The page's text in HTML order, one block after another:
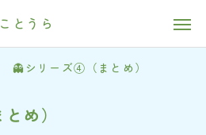
とうら
👻シリーズ④（まとめ）
め）